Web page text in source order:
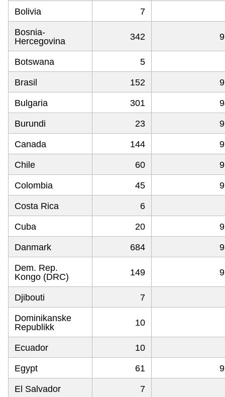
Bolivia 7
Bosnia-
Hercegovina
342
Botswana 5
Brasil 152
Bulgaria 301
Burundi 23
Canada 144
Chile 60
Colombia 45
Costa Rica 6
Cuba 20
Danmark 684
Dem. Rep.
Kongo (DRC)
149
Djibouti 7
Dominikanske
Republikk
10
Ecuador 10
Egypt 61
El Salvador 7